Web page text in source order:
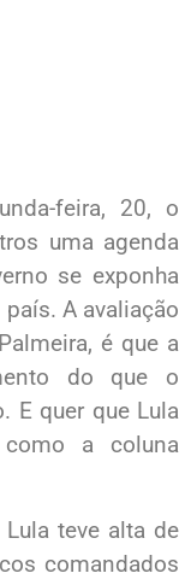
feira, 20, o
uma agenda
se exponha
A avaliação
é que a
do que o
E quer que Lula
a coluna
teve alta de
comandados